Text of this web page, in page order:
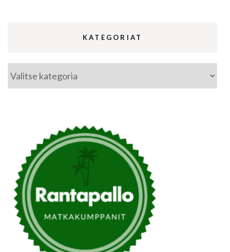
KATEGORIAT
Kategoriat